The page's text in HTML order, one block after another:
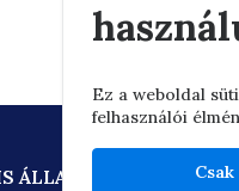
ÁLLAMPOLGÁRSÁG
Ez a weboldal
felhasználói